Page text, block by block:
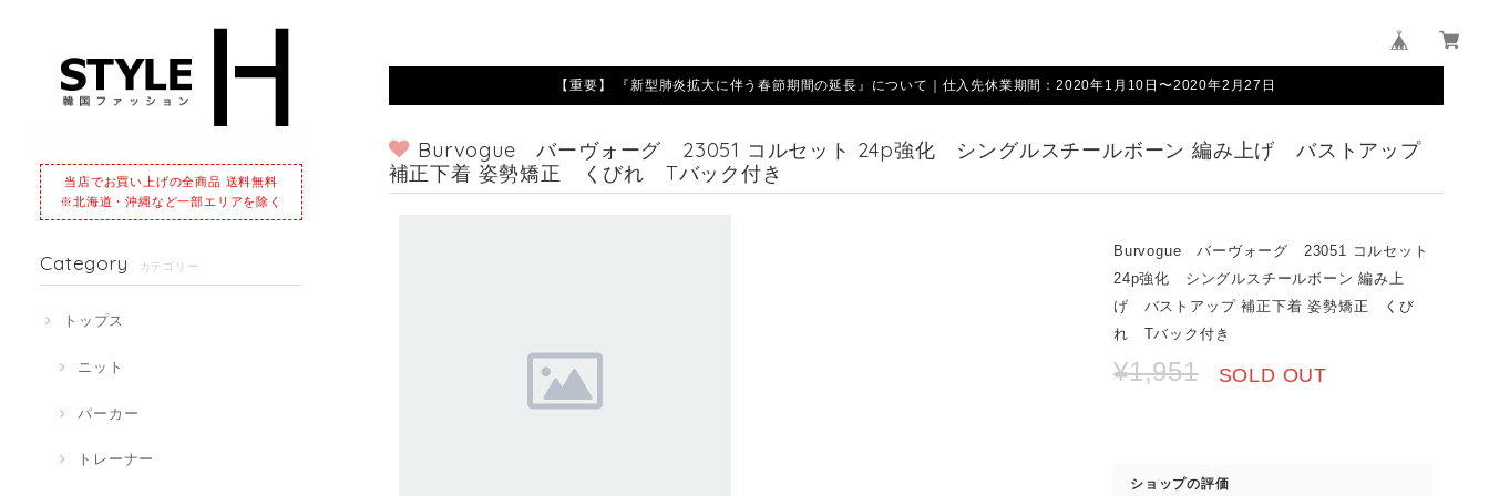
当店でお買い上げの全商品 送料無料
※北海道・沖縄など一部エリアを除く
Category カテゴリー
トップス
ニット
パーカー
トレーナー
【重要】 『新型肺炎拡大に伴う春節期間の延長』について｜仕入先休業期間：2020年1月10日〜2020年2月27日
Burvogue バーヴォーグ 23051 コルセット 24p強化 シングルスチールボーン 編み上げ バストアップ
補正下着 姿勢矯正 くびれ Tバック付き
Burvogue バーヴォーグ 23051 コルセット
24p強化 シングルスチールボーン 編み上
げ バストアップ 補正下着 姿勢矯正 くび
れ Tバック付き
¥1,951 SOLD OUT
ショップの評価